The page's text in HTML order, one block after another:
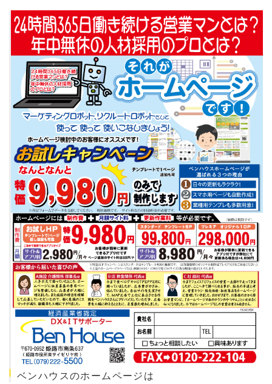
ベンハウスのホームページは